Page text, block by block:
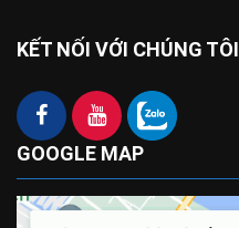
KẾT NỐI VỚI CHÚNG TÔI
GOOGLE MAP